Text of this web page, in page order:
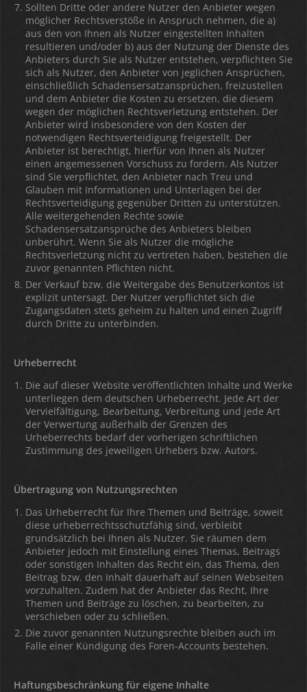
Sollten Dritte oder andere Nutzer den Anbieter wegen
möglicher Rechtsverstöße in Anspruch nehmen, die a)
aus den von Ihnen als Nutzer eingestellten Inhalten
resultieren und/oder b) aus der Nutzung der Dienste des
Anbieters durch Sie als Nutzer entstehen, verpflichten Sie
sich als Nutzer, den Anbieter von jeglichen Ansprüchen,
einschließlich Schadensersatzansprüchen, freizustellen
und dem Anbieter die Kosten zu ersetzen, die diesem
wegen der möglichen Rechtsverletzung entstehen. Der
Anbieter wird insbesondere von den Kosten der
notwendigen Rechtsverteidigung freigestellt. Der
Anbieter ist berechtigt, hierfür von Ihnen als Nutzer
einen angemessenen Vorschuss zu fordern. Als Nutzer
sind Sie verpflichtet, den Anbieter nach Treu und
Glauben mit Informationen und Unterlagen bei der
Rechtsverteidigung gegenüber Dritten zu unterstützen.
Alle weitergehenden Rechte sowie
Schadensersatzansprüche des Anbieters bleiben
unberührt. Wenn Sie als Nutzer die mögliche
Rechtsverletzung nicht zu vertreten haben, bestehen die
zuvor genannten Pflichten nicht.
Der Verkauf bzw. die Weitergabe des Benutzerkontos ist
explizit untersagt. Der Nutzer verpflichtet sich die
Zugangsdaten stets geheim zu halten und einen Zugriff
durch Dritte zu unterbinden.
Urheberrecht
Die auf dieser Website veröffentlichten Inhalte und Werke
unterliegen dem deutschen Urheberrecht. Jede Art der
Vervielfältigung, Bearbeitung, Verbreitung und jede Art
der Verwertung außerhalb der Grenzen des
Urheberrechts bedarf der vorherigen schriftlichen
Zustimmung des jeweiligen Urhebers bzw. Autors.
Übertragung von Nutzungsrechten
Das Urheberrecht für Ihre Themen und Beiträge, soweit
diese urheberrechtsschutzfähig sind, verbleibt
grundsätzlich bei Ihnen als Nutzer. Sie räumen dem
Anbieter jedoch mit Einstellung eines Themas, Beitrags
oder sonstigen Inhalten das Recht ein, das Thema, den
Beitrag bzw. den Inhalt dauerhaft auf seinen Webseiten
vorzuhalten. Zudem hat der Anbieter das Recht, Ihre
Themen und Beiträge zu löschen, zu bearbeiten, zu
verschieben oder zu schließen.
Die zuvor genannten Nutzungsrechte bleiben auch im
Falle einer Kündigung des Foren-Accounts bestehen.
Haftungsbeschränkung für eigene Inhalte